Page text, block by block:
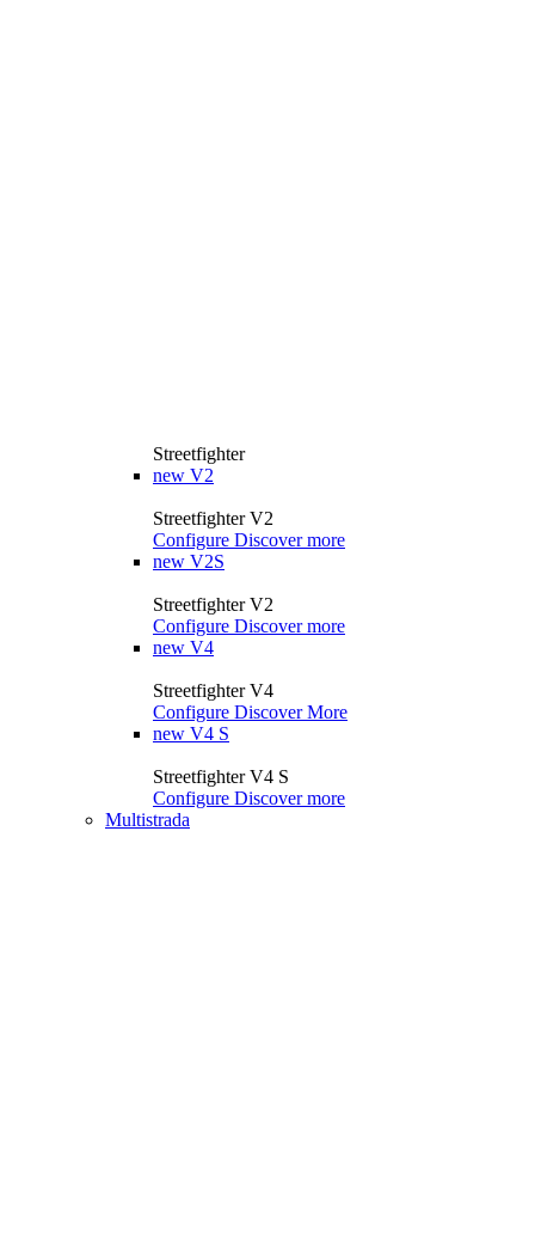
Streetfighter
new V2
Streetfighter V2
Configure Discover more
new V2S
Streetfighter V2
Configure Discover more
new V4
Streetfighter V4
Configure Discover More
new V4 S
Streetfighter V4 S
Configure Discover more
Multistrada